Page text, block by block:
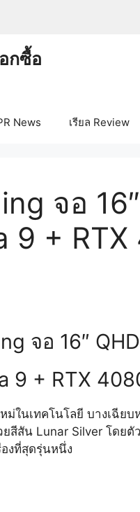
กซื้อ
News เรียล Review
จอ
9 +
จอ 16″
9 + RTX
ม่ในเทคโนโลยี บางเฉีย
น Lunar Silver โดยตัว
งที่สุดรุ่นหนึ่ง